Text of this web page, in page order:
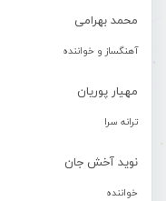
محمد بهرامی
آهنگساز و خواننده
مهیار پوریان
ترانه سرا
نوید آخش جان
خواننده